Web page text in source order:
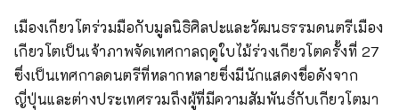
เมืองเกียวโตร่วมมือกับมูลนิธิศิลปะและวัฒนธรรมดนตรีเมือง
เกียวโตเป็นเจ้าภาพจัดเทศกาลฤดูใบไม้ร่วงเกียวโตครั้งที่ 27
ซึ่งเป็นเทศกาลดนตรีที่หลากหลายซึ่งมีนักแสดงชื่อดังจาก
ญี่ปุ่นและต่างประเทศรวมถึงผู้ที่มีความสัมพันธ์กับเกียวโตมา